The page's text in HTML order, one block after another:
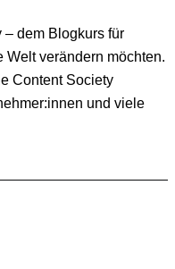
dem Blogkurs für
Welt verändern möchten.
Content Society
und viele